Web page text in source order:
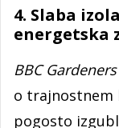
4. Slaba
energetska
BBC
o trajnostnem
pogosto